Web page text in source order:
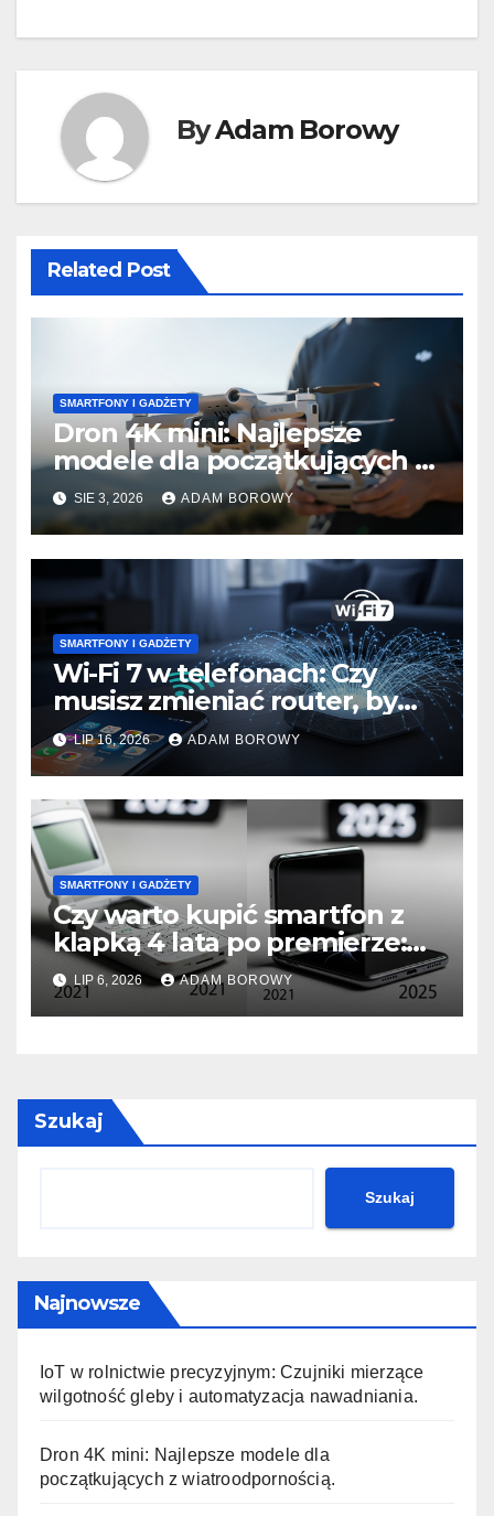
ByAdam Borowy
Related Post
SMARTFONY I GADŻETY
Dron 4K mini: Najlepsze
modele dla początkujących z
wiatroodpornością.
SIE 3, 2026 ADAM BOROWY
SMARTFONY I GADŻETY
Wi-Fi 7 w telefonach: Czy
musisz zmieniać router, by
wykorzystać nowy standard?
LIP 16, 2026 ADAM BOROWY
SMARTFONY I GADŻETY
Czy warto kupić smartfon z
klapką 4 lata po premierze:
Analiza opłacalności.
LIP 6, 2026 ADAM BOROWY
Szukaj
Szukaj
Najnowsze
IoT w rolnictwie precyzyjnym: Czujniki mierzące
wilgotność gleby i automatyzacja nawadniania.
Dron 4K mini: Najlepsze modele dla
początkujących z wiatroodpornością.